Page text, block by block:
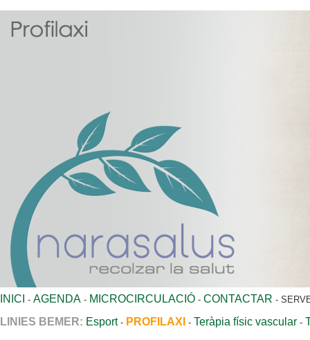
INICI - AGENDA - MICROCIRCULACIÓ - CONTACTAR -
LINIES BEMER: Esport- PROFILAXI - Teràpia físic vascular -